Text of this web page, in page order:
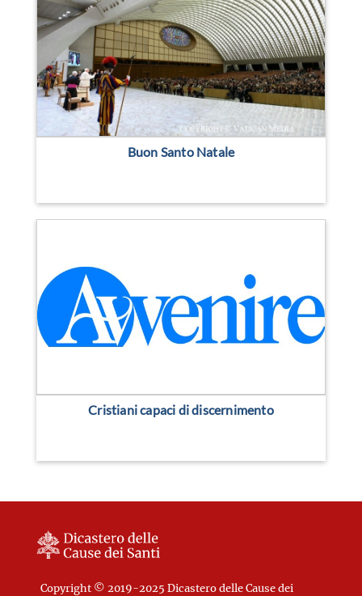
Buon Santo Natale
Cristiani capaci di discernimento
Copyright © 2019-2025 Dicastero delle Cause dei